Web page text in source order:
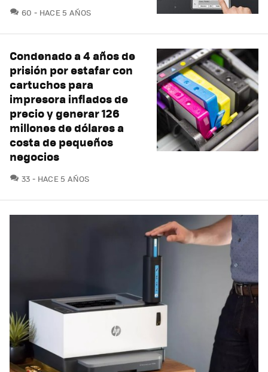
60 COMENTARIOS
HACE 5 AÑOS
Condenado a 4 años de
prisión por estafar con
cartuchos para
impresora inflados de
precio y generar 126
millones de dólares a
costa de pequeños
negocios
33 COMENTARIOS
HACE 5 AÑOS